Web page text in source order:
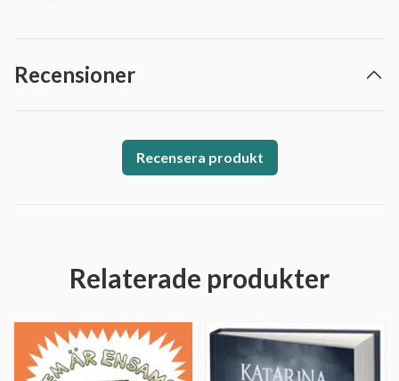
Recensioner
Recensera produkt
Relaterade produkter